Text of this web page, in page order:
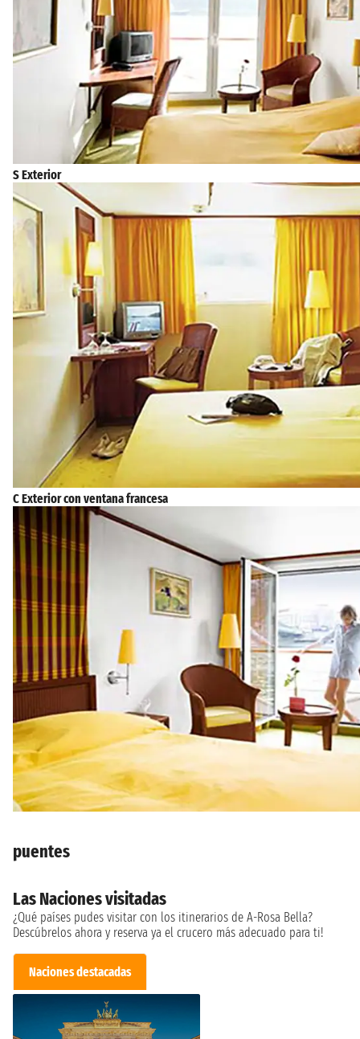
S Exterior
C Exterior con ventana francesa
puentes
Las Naciones visitadas
¿Qué países pudes visitar con los itinerarios de A-Rosa Bella?
Descúbrelos ahora y reserva ya el crucero más adecuado para ti!
Naciones destacadas